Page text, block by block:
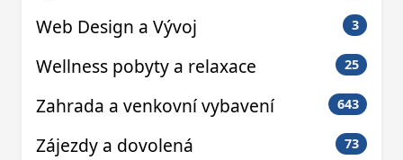
Web Design a Vývoj 3
Wellness pobyty a relaxace 25
Zahrada a venkovní vybavení 643
Zájezdy a dovolená 73